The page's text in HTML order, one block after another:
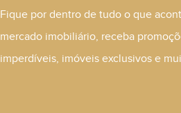
Fique por dentro de tudo o que
mercado imobiliário, receba
imperdíveis, imóveis exclusivos e